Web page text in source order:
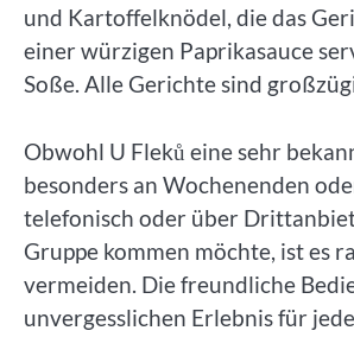
und Kartoffelknödel, die das
einer würzigen Paprikasauce
Soße. Alle Gerichte sind
Obwohl U Fleků eine sehr
besonders an Wochenenden
telefonisch oder über
Gruppe kommen möchte, ist es
vermeiden. Die freundliche
unvergesslichen Erlebnis für